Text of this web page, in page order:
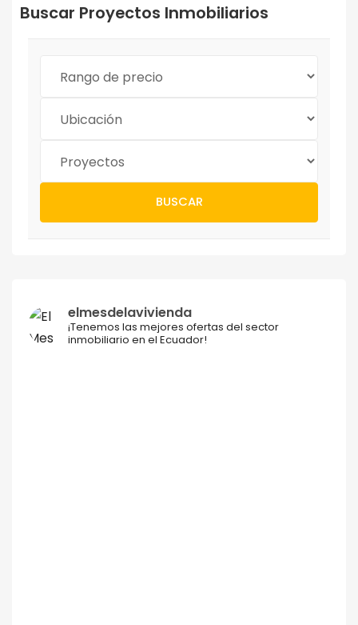
Buscar Proyectos Inmobiliarios
BUSCAR
elmesdelavivienda
¡Tenemos las mejores ofertas del sector
inmobiliario en el Ecuador!